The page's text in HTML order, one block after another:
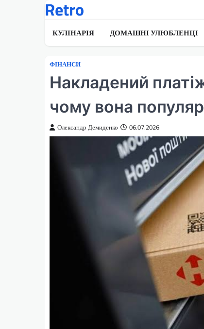
Retro
КУЛІНАРІЯ ДОМАШНІ УЛЮБЛЕНЦІ
ФІНАНСИ
Накладений
чому вона
Олександр Демиденко 06.07.2026